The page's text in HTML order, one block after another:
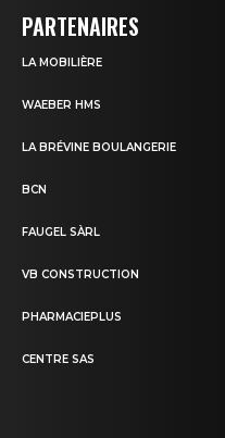
PARTENAIRES
LA MOBILIÈRE
WAEBER HMS
LA BRÉVINE BOULANGERIE
BCN
FAUGEL SÀRL
VB CONSTRUCTION
PHARMACIEPLUS
CENTRE SAS